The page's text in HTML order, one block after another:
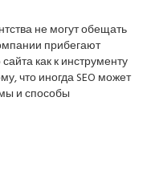
не могут обещать
прибегают
как к инструменту
что иногда SEO может
и способы